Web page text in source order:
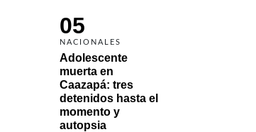
05
NACIONALES
Adolescente
muerta en
Caazapá: tres
detenidos hasta el
momento y
autopsia